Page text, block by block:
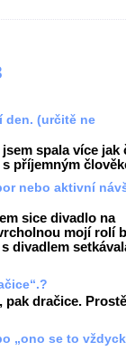
den. (určitě ne
spala více jak
příjemným
nebo aktivní
sice divadlo na
mojí rolí
divadlem
pak dračice. Prostě
„ono se to